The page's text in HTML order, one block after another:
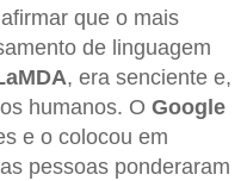
que o mais
de linguagem
, era senciente e,
humanos. O Google
e o colocou em
pessoas ponderaram